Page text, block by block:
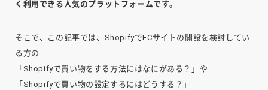
く利用できる人気のプラットフォームです。
そこで、この記事では、ShopifyでECサイトの開設を検討してい
る方の
「Shopifyで買い物をする方法にはなにがある？」や
「Shopifyで買い物の設定するにはどうする？」